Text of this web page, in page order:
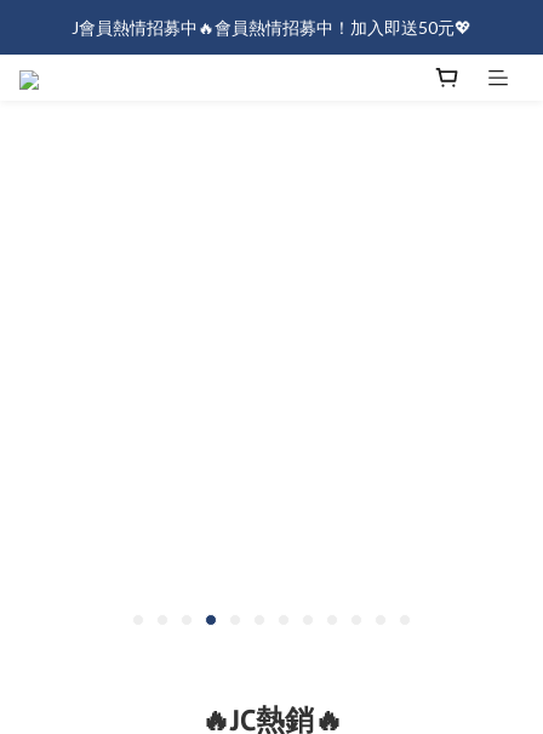
J會員熱情招募中🔥會員熱情招募中！加入即送50元💖
J會員熱情招募中🔥會員熱情招募中！加入即送50元💖
🔥JC熱銷🔥